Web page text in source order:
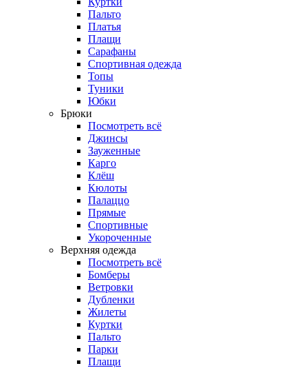
Пальто
Платья
Плащи
Сарафаны
Спортивная одежда
Топы
Туники
Юбки
Брюки
Посмотреть всё
Джинсы
Зауженные
Карго
Клёш
Кюлоты
Палаццо
Прямые
Спортивные
Укороченные
Верхняя одежда
Посмотреть всё
Бомберы
Ветровки
Дубленки
Жилеты
Куртки
Пальто
Парки
Плащи